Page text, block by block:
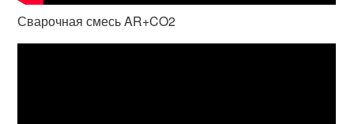
Сварочная смесь AR+CO2